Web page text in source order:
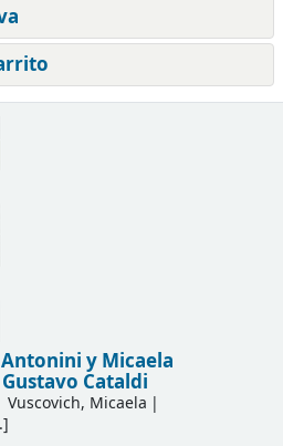
y Micaela
Cataldi
Vuscovich, Micaela